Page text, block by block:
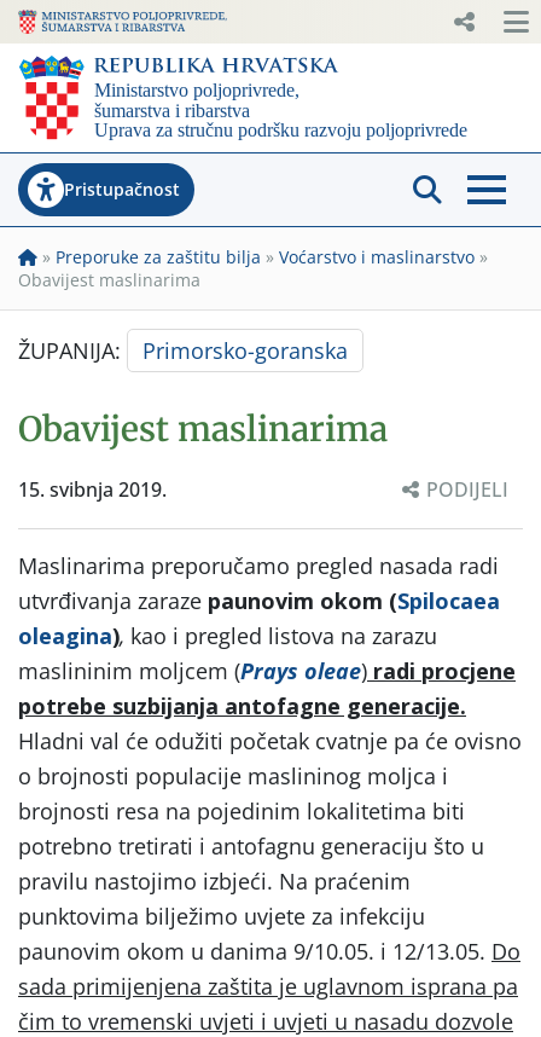
Pristupačnost
» Preporuke za zaštitu bilja » Voćarstvo i maslinarstvo »
Obavijest maslinarima
ŽUPANIJA: Primorsko-goranska
Obavijest maslinarima
15. svibnja 2019. PODIJELI
Maslinarima preporučamo pregled nasada radi
utvrđivanja zaraze paunovim okom (Spilocaea
oleagina), kao i pregled listova na zarazu
maslininim moljcem (Prays oleae) radi procjene
potrebe suzbijanja antofagne generacije.
Hladni val će odužiti početak cvatnje pa će ovisno
o brojnosti populacije maslininog moljca i
brojnosti resa na pojedinim lokalitetima biti
potrebno tretirati i antofagnu generaciju što u
pravilu nastojimo izbjeći. Na praćenim
punktovima bilježimo uvjete za infekciju
paunovim okom u danima 9/10.05. i 12/13.05. Do
sada primijenjena zaštita je uglavnom isprana pa
čim to vremenski uvjeti i uvjeti u nasadu dozvole